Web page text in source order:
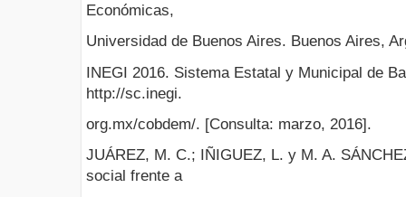
Económicas,
Universidad de Buenos Aires. Buenos Aires,
INEGI 2016. Sistema Estatal y Municipal de
http://sc.inegi.
org.mx/cobdem/. [Consulta: marzo, 2016].
JUÁREZ, M. C.; IÑIGUEZ, L. y M. A.
social frente a